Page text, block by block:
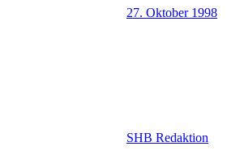
27. Oktober 1998
SHB Redaktion